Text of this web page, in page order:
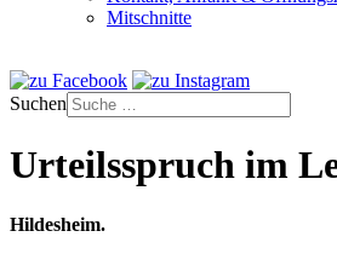
Mitschnitte
Suchen
Urteilsspruch im
Hildesheim.